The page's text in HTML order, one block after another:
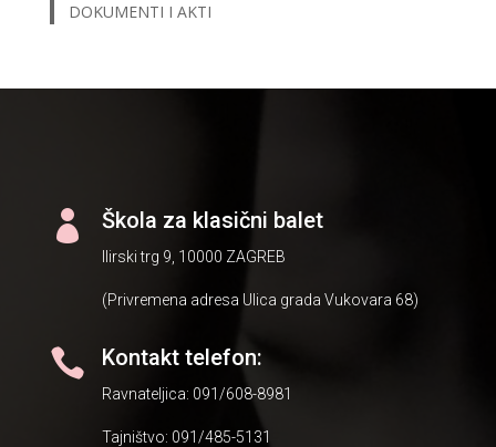
DOKUMENTI I AKTI
 Škola za klasični balet
Ilirski trg 9, 10000 ZAGREB
(Privremena adresa Ulica grada Vukovara 68)
 Kontakt telefon:
Ravnateljica: 091/608-8981
Tajništvo: 091/485-5131